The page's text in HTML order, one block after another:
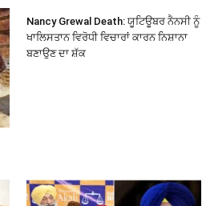
Nancy Grewal Death: ਯੂਟਿਊਬਰ ਨੈਨਸੀ ਨੂੰ
ਖਾਲਿਸਤਾਨ ਵਿਰੋਧੀ ਵਿਚਾਰਾਂ ਕਾਰਨ ਨਿਸ਼ਾਨਾ
ਬਣਾਉਣ ਦਾ ਸ਼ੱਕ